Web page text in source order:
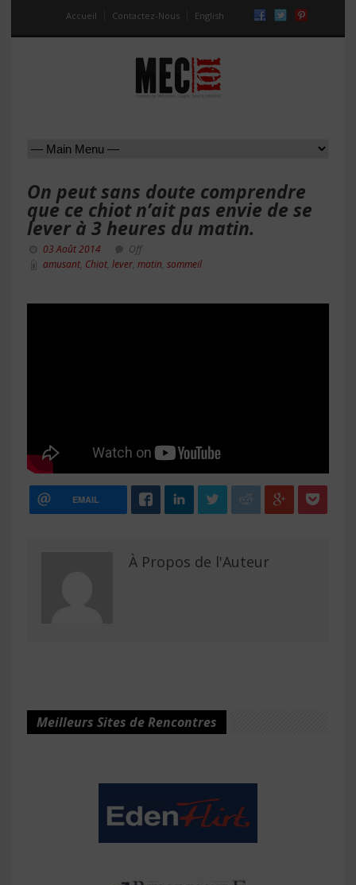
Accueil Contactez-Nous English
On peut sans doute comprendre
que ce chiot n’ait pas envie de se
lever à 3 heures du matin.
03 Août 2014
Off
amusant Chiot lever matin sommeil
EMAIL
À Propos de l'Auteur
Meilleurs Sites de Rencontres